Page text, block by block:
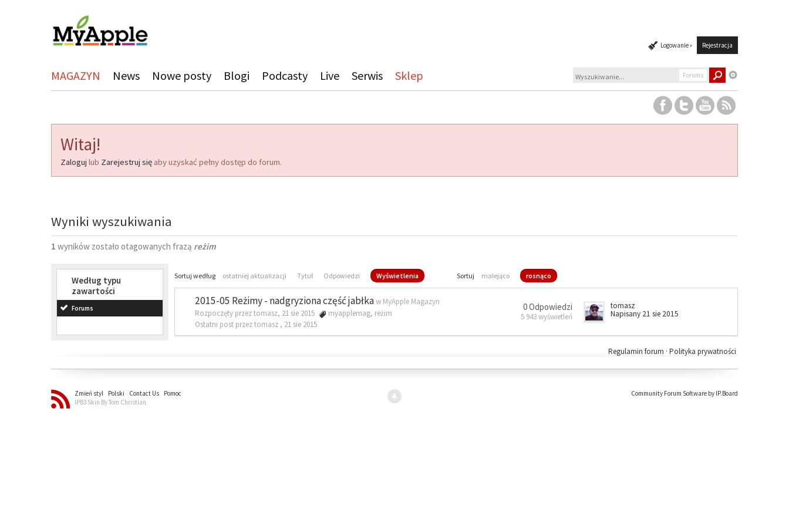
Logowanie » Rejestracja
MAGAZYN News Nowe posty Blogi Podcasty Live Serwis Sklep Forums
Witaj!
Zaloguj lub Zarejestruj się aby uzyskać pełny dostęp do forum.
Wyniki wyszukiwania
1 wyników zostało otagowanych frazą reżim
Według typu
zawartości
Forums
Sortuj według ostatniej aktualizacji Tytuł Odpowiedzi Wyświetlenia Sortuj malejąco rosnąco
2015-05 Reżimy - nadgryziona część jabłkaw MyApple Magazyn
Rozpoczęty przez tomasz, 21 sie 2015
myapplemag, reżim
Ostatni post przez tomasz , 21 sie 2015
0 Odpowiedzi
5 943 wyświetleń
tomasz
Napisany 21 sie 2015
Polityka prywatności
Regulamin forum ·
Zmień styl Polski Contact Us
Pomoc
IPB3 Skin By Tom Christian.
Community Forum Software by IP.Board